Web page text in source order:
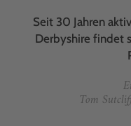
Seit 30 Jahren
Derbyshire findet
Tom